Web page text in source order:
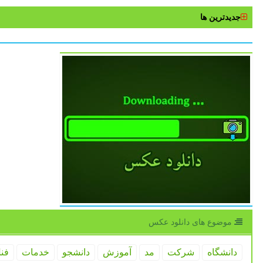
جدیدترین ها
موضوع های دانلود عكس
دانشگاه شركت مد آموزش دانشجو خدمات